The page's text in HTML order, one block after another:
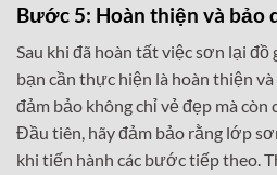
Bước 5: Hoàn thiện và bảo
Sau khi đã hoàn tất việc sơn lại đồ
bạn cần thực hiện là hoàn thiện
đảm bảo không chỉ vẻ đẹp mà còn
Đầu tiên, hãy đảm bảo rằng lớp
khi tiến hành các bước tiếp theo.